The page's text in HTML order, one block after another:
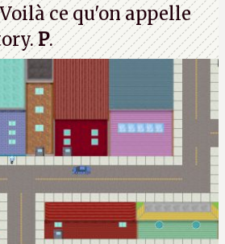
ce qu'on appelle
P.